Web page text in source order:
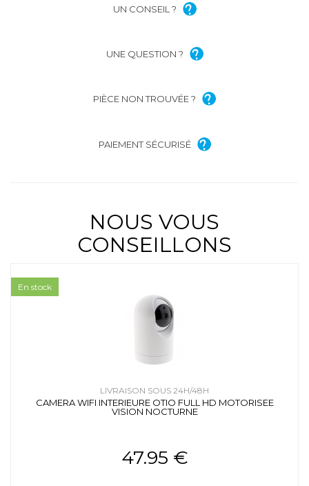
UN CONSEIL ?
UNE QUESTION ?
PIÈCE NON TROUVÉE ?
PAIEMENT SÉCURISÉ
NOUS VOUS
CONSEILLONS
LIVRAISON SOUS 24H/48H
CAMERA WIFI INTERIEURE OTIO FULL HD MOTORISEE
VISION NOCTURNE
47.95 €
En stock